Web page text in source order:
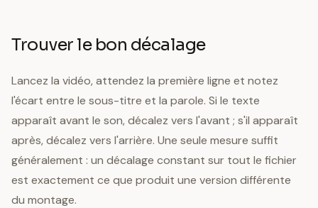
Trouver le bon décalage
Lancez la vidéo, attendez la première ligne et notez
l'écart entre le sous-titre et la parole. Si le texte
apparaît avant le son, décalez vers l'avant ; s'il apparaît
après, décalez vers l'arrière. Une seule mesure suffit
généralement : un décalage constant sur tout le fichier
est exactement ce que produit une version différente
du montage.